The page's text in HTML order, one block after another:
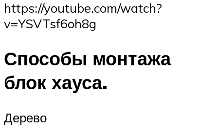
https://youtube.com/watch?
v=YSVTsf6oh8g
Способы монтажа
блок хауса.
Дерево